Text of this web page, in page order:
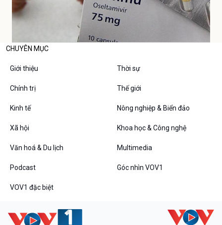
CHUYÊN MỤC
Giới thiệu Thời sự
Chính trị Thế giới
Kinh tế Nông nghiệp & Biển đảo
Xã hội Khoa học & Công nghệ
Văn hoá & Du lịch Multimedia
Podcast Góc nhìn VOV1
VOV1 đặc biệt